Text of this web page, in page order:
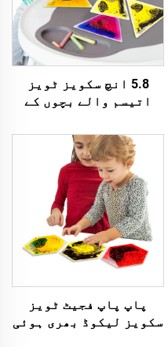
5.8 انچ سکویز ٹویز
اتیسم والے بچوں کے
ٹوی رلیف سنسوری سافٹ
ربار ٹوی 2 سے 6 سال تک
پاپ پاپ فجیٹ ٹویز
سکویز لیکوڈ بھری ہوئی